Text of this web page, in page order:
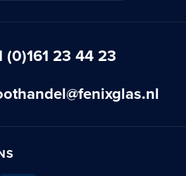
(0)161 23 44 23